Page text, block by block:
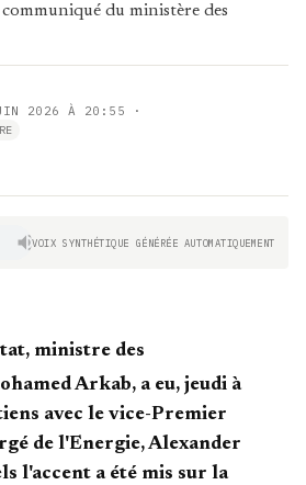
du ministère des
2026 À 20:55 ·
VOIX SYNTHÉTIQUE GÉNÉRÉE AUTOMATIQUEMENT
ministre des
Arkab, a eu, jeudi à
avec le vice-Premier
de l'Energie, Alexander
l'accent a été mis sur la